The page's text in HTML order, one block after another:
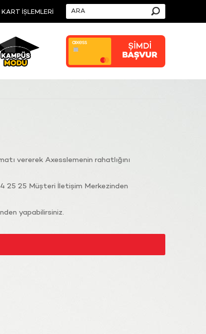
KART İŞLEMLERİ
vererek Axesslemenin rahatlığını
25 25 Müşteri İletişim Merkezinden
yapabilirsiniz.